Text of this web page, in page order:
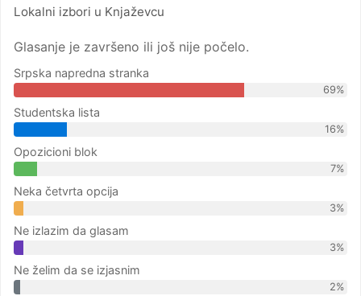
Lokalni izbori u Knjaževcu
Glasanje je završeno ili još nije počelo.
Srpska napredna stranka
69%
Studentska lista
16%
Opozicioni blok
7%
Neka četvrta opcija
3%
Ne izlazim da glasam
3%
Ne želim da se izjasnim
2%